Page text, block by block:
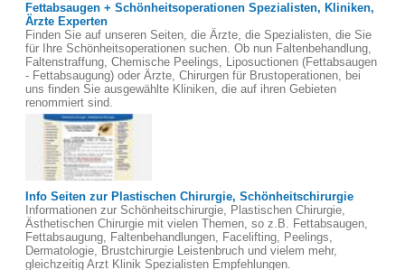
Fettabsaugen + Schönheitsoperationen Spezialisten, Kliniken,
Ärzte Experten
Finden Sie auf unseren Seiten, die Ärzte, die Spezialisten, die Sie
für Ihre Schönheitsoperationen suchen. Ob nun Faltenbehandlung,
Faltenstraffung, Chemische Peelings, Liposuctionen (Fettabsaugen
- Fettabsaugung) oder Ärzte, Chirurgen für Brustoperationen, bei
uns finden Sie ausgewählte Kliniken, die auf ihren Gebieten
renommiert sind.
Info Seiten zur Plastischen Chirurgie, Schönheitschirurgie
Informationen zur Schönheitschirurgie, Plastischen Chirurgie,
Ästhetischen Chirurgie mit vielen Themen, so z.B. Fettabsaugen,
Fettabsaugung, Faltenbehandlungen, Facelifting, Peelings,
Dermatologie, Brustchirurgie Leistenbruch und vielem mehr,
gleichzeitig Arzt Klinik Spezialisten Empfehlungen.